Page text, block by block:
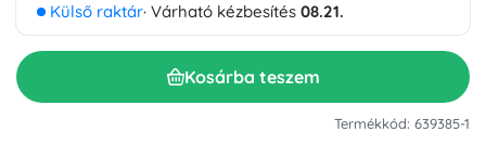
Külső raktár· Várható kézbesítés 08.21.
Kosárba teszem
Termékkód: 639385-1